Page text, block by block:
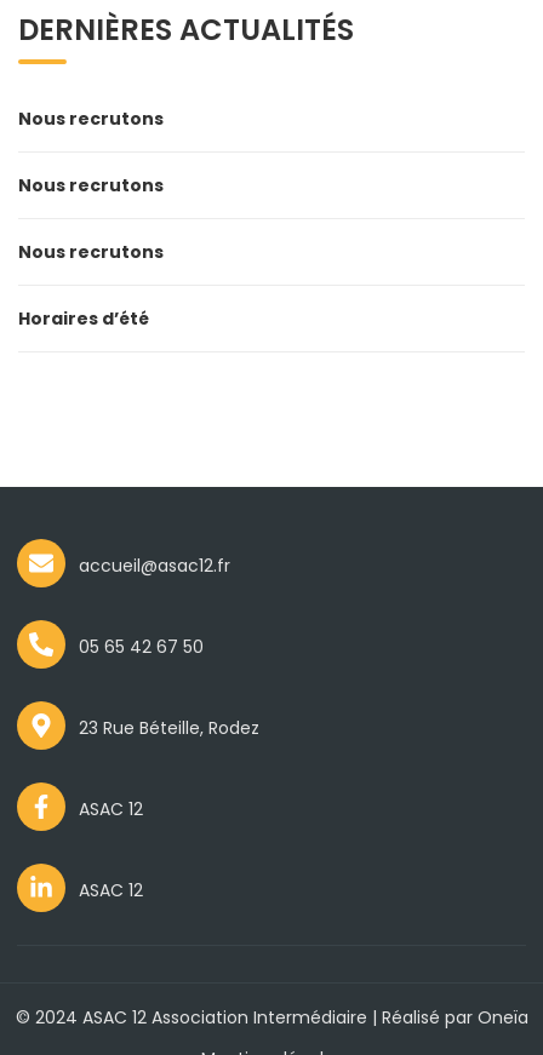
DERNIÈRES ACTUALITÉS
Nous recrutons
Nous recrutons
Nous recrutons
Horaires d’été
accueil@asac12.fr
05 65 42 67 50
23 Rue Béteille, Rodez
ASAC 12
ASAC 12
© 2024 ASAC 12 Association Intermédiaire | Réalisé par Oneïa